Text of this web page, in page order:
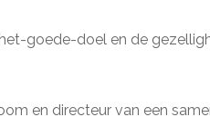
goede-doel en de
en directeur van een